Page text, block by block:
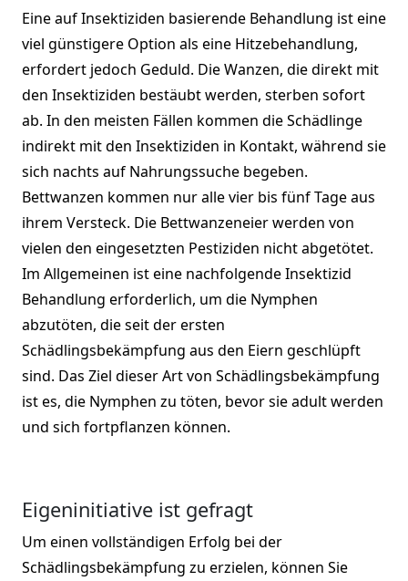
Eine auf Insektiziden basierende Behandlung ist eine
viel günstigere Option als eine Hitzebehandlung,
erfordert jedoch Geduld. Die Wanzen, die direkt mit
den Insektiziden bestäubt werden, sterben sofort
ab. In den meisten Fällen kommen die Schädlinge
indirekt mit den Insektiziden in Kontakt, während sie
sich nachts auf Nahrungssuche begeben.
Bettwanzen kommen nur alle vier bis fünf Tage aus
ihrem Versteck. Die Bettwanzeneier werden von
vielen den eingesetzten Pestiziden nicht abgetötet.
Im Allgemeinen ist eine nachfolgende Insektizid
Behandlung erforderlich, um die Nymphen
abzutöten, die seit der ersten
Schädlingsbekämpfung aus den Eiern geschlüpft
sind. Das Ziel dieser Art von Schädlingsbekämpfung
ist es, die Nymphen zu töten, bevor sie adult werden
und sich fortpflanzen können.
Eigeninitiative ist gefragt
Um einen vollständigen Erfolg bei der
Schädlingsbekämpfung zu erzielen, können Sie